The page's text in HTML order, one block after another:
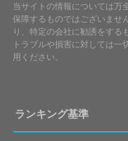
当サイトの情報については万
保障するものではございませ
り、特定の会社に勧誘をする
トラブルや損害に対しては一
用ください。
ランキング基準